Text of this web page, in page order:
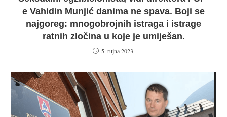
e Vahidin Munjić danima ne spava. Boji se
najgoreg: mnogobrojnih istraga i istrage
ratnih zločina u koje je umiješan.
5. rujna 2023.